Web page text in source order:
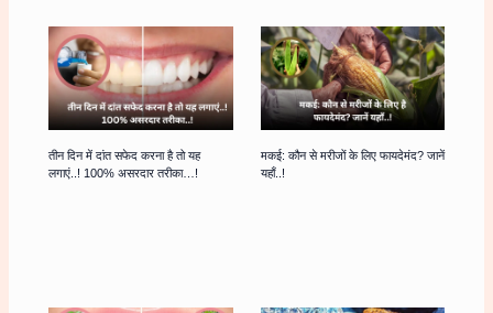
तीन दिन में दांत सफेद करना है तो यह
लगाएं..! 100% असरदार तरीका…!
मकई: कौन से मरीजों के लिए फायदेमंद? जानें
यहाँ..!